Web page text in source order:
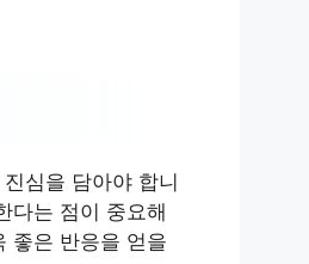
심을 담아야 합니
다는 점이 중요해
좋은 반응을 얻을